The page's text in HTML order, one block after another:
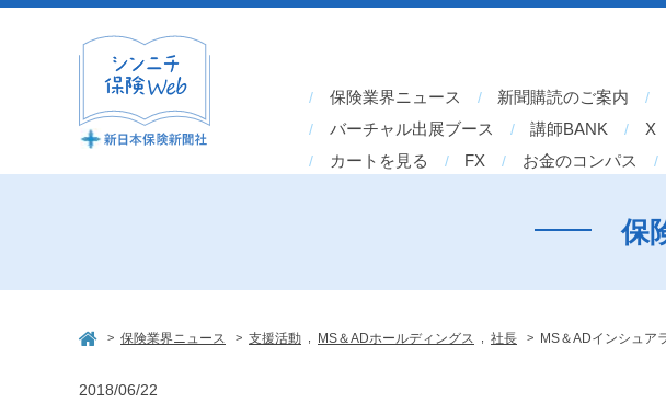
保険業界ニュース 新聞購読のご案内
バーチャル出展ブース
講師BANK X
カートを見る
FX お金のコンパス
保
> 保険業界ニュース > 支援活動 MS＆ADホールディングス 社長 > MS＆ADインシュア
2018/06/22